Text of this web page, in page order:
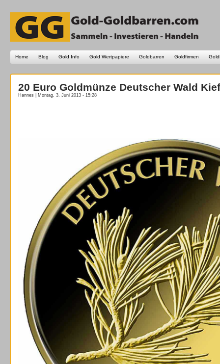
Home Blog Gold Info Gold Wertpapiere Goldbarren Goldfirmen
20 Euro Goldmünze Deutscher Wald
Hannes | Montag, 3. Juni 2013 - 15:28